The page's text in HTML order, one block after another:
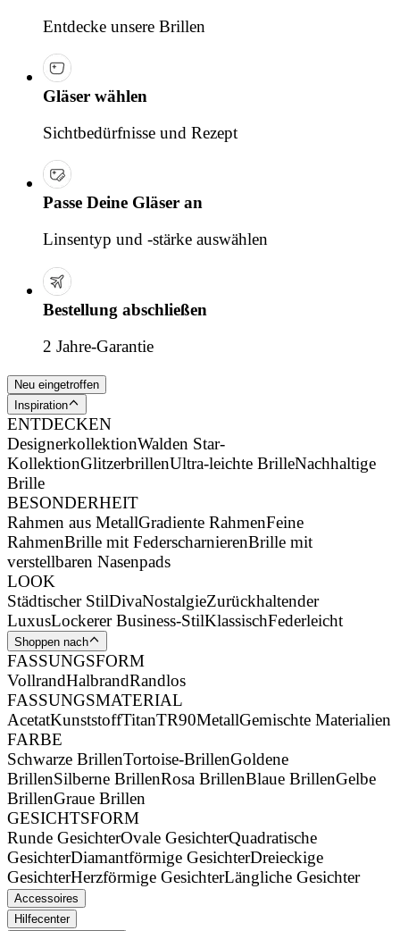
Entdecke unsere Brillen
Gläser wählen
Sichtbedürfnisse und Rezept
Passe Deine Gläser an
Linsentyp und -stärke auswählen
Bestellung abschließen
2 Jahre-Garantie
Neu eingetroffen
Inspiration
ENTDECKEN
DesignerkollektionWalden Star-
KollektionGlitzerbrillenUltra-leichte BrilleNachhaltige
Brille
BESONDERHEIT
Rahmen aus MetallGradiente RahmenFeine
RahmenBrille mit FederscharnierenBrille mit
verstellbaren Nasenpads
LOOK
Städtischer StilDivaNostalgieZurückhaltender
LuxusLockerer Business-StilKlassischFederleicht
Shoppen nach
FASSUNGSFORM
VollrandHalbrandRandlos
FASSUNGSMATERIAL
AcetatKunststoffTitanTR90MetallGemischte Materialien
FARBE
Schwarze BrillenTortoise-BrillenGoldene
BrillenSilberne BrillenRosa BrillenBlaue BrillenGelbe
BrillenGraue Brillen
GESICHTSFORM
Runde GesichterOvale GesichterQuadratische
GesichterDiamantförmige GesichterDreieckige
GesichterHerzförmige GesichterLängliche Gesichter
Accessoires
Hilfecenter